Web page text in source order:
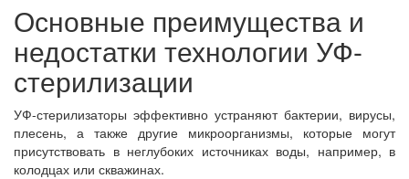
Основные преимущества и
недостатки технологии УФ-
стерилизации
УФ-стерилизаторы эффективно устраняют бактерии, вирусы,
плесень, а также другие микроорганизмы, которые могут
присутствовать в неглубоких источниках воды, например, в
колодцах или скважинах.